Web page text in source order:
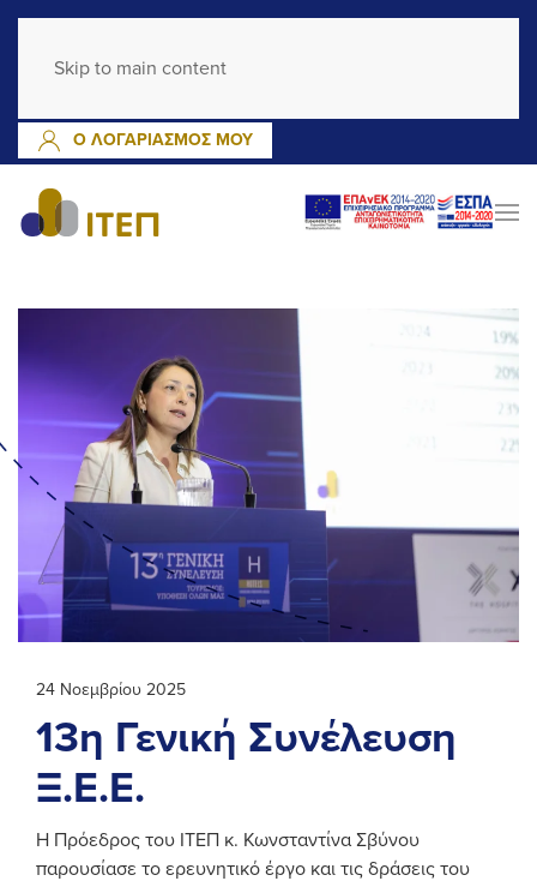
Skip to main content
Ο ΛΟΓΑΡΙΑΣΜΟΣ ΜΟΥ
24 Νοεμβρίου 2025
13η Γενική Συνέλευση
Ξ.Ε.Ε.
Η Πρόεδρος του ΙΤΕΠ κ. Κωνσταντίνα Σβύνου
παρουσίασε το ερευνητικό έργο και τις δράσεις του